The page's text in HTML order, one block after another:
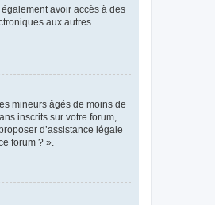
avoir accès à des
aux autres
mineurs âgés de moins de
inscrits sur votre forum,
d’assistance légale
forum ? ».